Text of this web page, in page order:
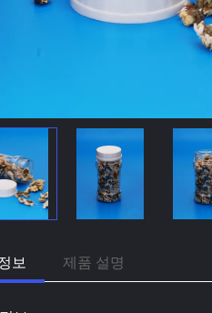
보 제품 설명